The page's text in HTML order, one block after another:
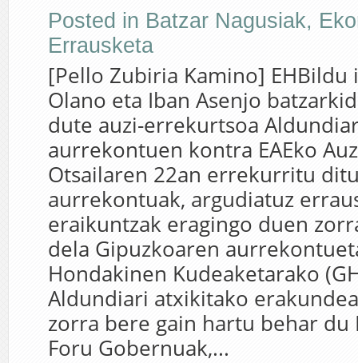
Posted in Batzar Nagusiak,
Errausketa
[Pello Zubiria Kamino] EHBildu
Olano eta Iban Asenjo
dute auzi-errekurtsoa
aurrekontuen kontra EAEko
Otsailaren 22an errekurritu
aurrekontuak, argudiatuz
eraikuntzak eragingo duen
dela Gipuzkoaren
Hondakinen Kudeaketarako
Aldundiari atxikitako
zorra bere gain hartu behar du
Foru Gobernuak,...